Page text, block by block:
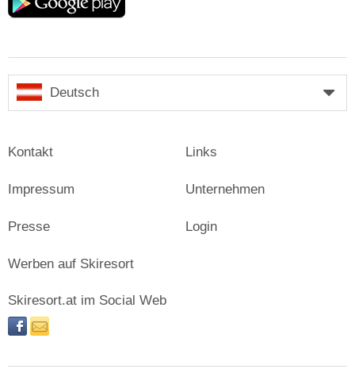
Deutsch
Kontakt
Impressum
Presse
Links
Unternehmen
Login
Werben auf Skiresort
Skiresort.at im Social Web
facebooknewsletter